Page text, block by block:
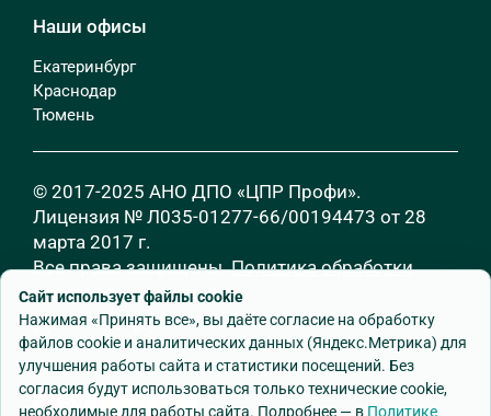
Наши офисы
Екатеринбург
Краснодар
Тюмень
© 2017-2025 АНО ДПО «ЦПР Профи».
Лицензия № Л035-01277-66/00194473 от 28
марта 2017 г.
Все права защищены.Политика обработки
персональных данных
Сайт использует файлы cookie
Нажимая «Принять все», вы даёте согласие на обработку
файлов cookie и аналитических данных (Яндекс.Метрика) для
улучшения работы сайта и статистики посещений. Без
согласия будут использоваться только технические cookie,
необходимые для работы сайта. Подробнее — в Политике